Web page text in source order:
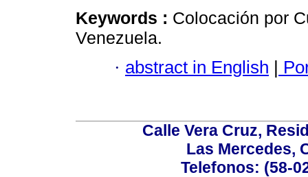
Keywords : Colocación por
Venezuela.
· abstract in English |
Calle Vera Cruz,
Las Mercedes,
Telefonos: (58-